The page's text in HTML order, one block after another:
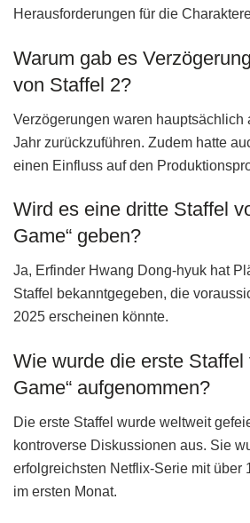
Herausforderungen für die
Warum gab es
von Staffel 2?
Verzögerungen waren hauptsächlich
Jahr zurückzuführen. Zudem hatte
einen Einfluss auf den
Wird es eine dritte Staffel
Game“ geben?
Ja, Erfinder Hwang Dong-hyuk hat
Staffel bekanntgegeben, die
2025 erscheinen könnte.
Wie wurde die erste Staffel
Game“ aufgenommen?
Die erste Staffel wurde weltweit
kontroverse Diskussionen aus. Sie
erfolgreichsten Netflix-Serie mit über
im ersten Monat.